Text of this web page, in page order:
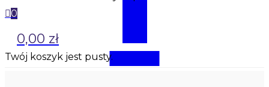
0
0,00 zł
Twój koszyk jest pusty.